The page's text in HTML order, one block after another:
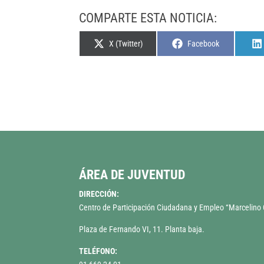
COMPARTE ESTA NOTICIA:
Compartir
X (Twitter)
Compartir
Facebook
ÁREA DE JUVENTUD
DIRECCIÓN:
Centro de Participación Ciudadana y Empleo “Marcelino
Plaza de Fernando VI, 11. Planta baja.
TELÉFONO: